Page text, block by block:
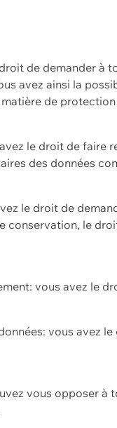
de demander à
avez ainsi la
de protection
le droit de faire
des données
le droit de
conservation, le
vous avez le
vous avez
vous opposer à